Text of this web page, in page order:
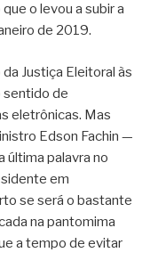
o levou a subir a
de 2019.
Justiça Eleitoral às
sentido de
eletrônicas. Mas
Edson Fachin —
última palavra no
em
se será o bastante
na pantomima
a tempo de evitar